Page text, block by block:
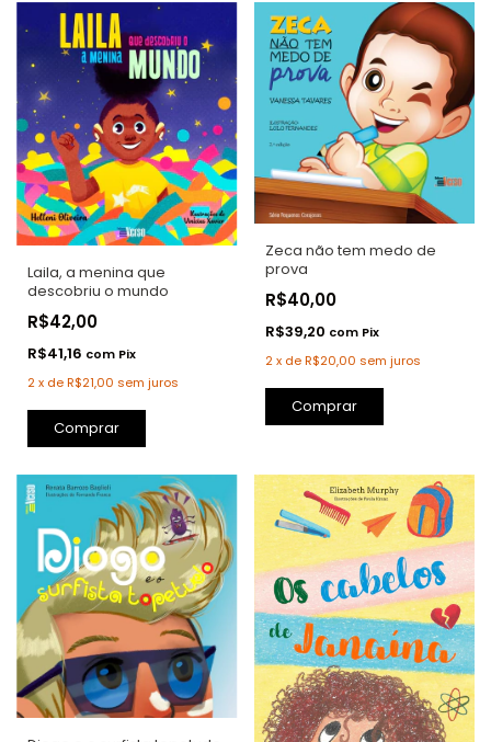
Laila, a menina que
descobriu o mundo
R$42,00
R$41,16 com Pix
2x deR$21,00 sem juros
Comprar
Zeca não tem medo de
prova
R$40,00
R$39,20 com Pix
2 x deR$20,00 sem juros
Comprar